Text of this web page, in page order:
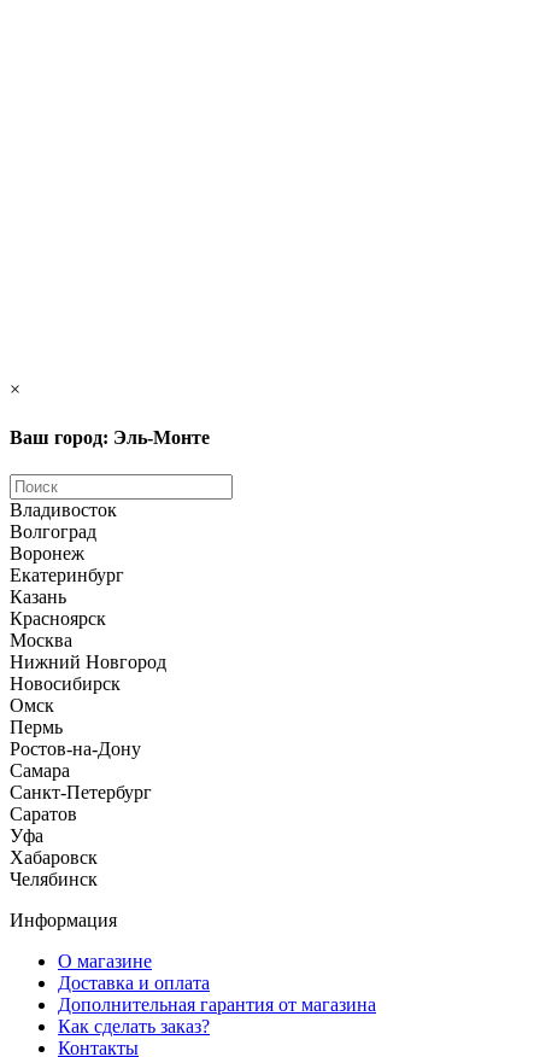
×
Ваш город: Эль-Монте
Владивосток
Волгоград
Воронеж
Екатеринбург
Казань
Красноярск
Москва
Нижний Новгород
Новосибирск
Омск
Пермь
Ростов-на-Дону
Самара
Санкт-Петербург
Саратов
Уфа
Хабаровск
Челябинск
Информация
О магазине
Доставка и оплата
Дополнительная гарантия от магазина
Как сделать заказ?
Контакты